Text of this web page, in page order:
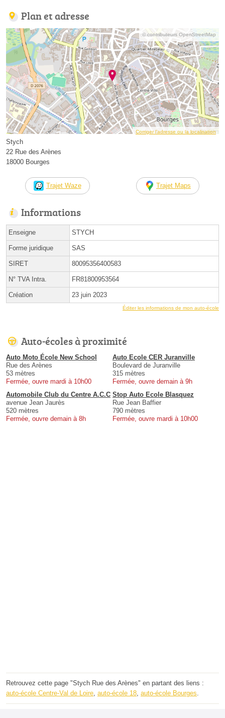
Plan et adresse
© contributeurs OpenStreetMap
Corriger l’adresse ou la localisation
Stych
22 Rue des Arènes
18000 Bourges
Trajet Waze Trajet Maps
Informations
Enseigne STYCH
Forme juridique SAS
SIRET 80095356400583
N° TVA Intra. FR81800953564
Création 23 juin 2023
Éditer les informations de mon auto-école
Auto-écoles à proximité
Auto Moto École New School
Rue des Arènes
53 mètres
Fermée, ouvre mardi à 10h00
Auto Ecole CER Juranville
Boulevard de Juranville
315 mètres
Fermée, ouvre demain à 9h
Automobile Club du Centre A.C.C
avenue Jean Jaurès
520 mètres
Fermée, ouvre demain à 8h
Stop Auto Ecole Blasquez
Rue Jean Baffier
790 mètres
Fermée, ouvre mardi à 10h00
Retrouvez cette page "Stych Rue des Arènes" en partant des liens :
auto-école Centre-Val de Loire, auto-école 18, auto-école Bourges.